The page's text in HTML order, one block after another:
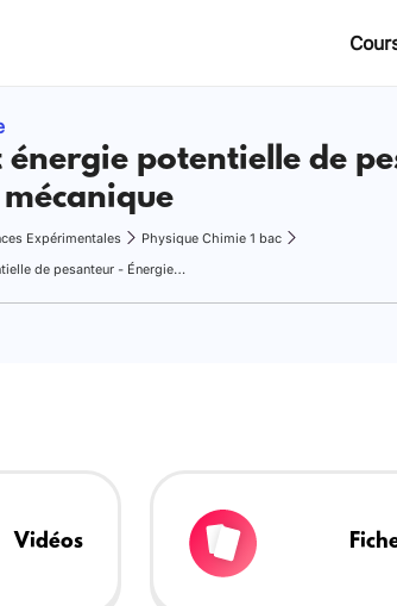
énergie potentielle de
Expérimentales
Physique Chimie 1 bac
Travail et énergie potentielle de pesanteur - Énergie mécanique
Vidéos